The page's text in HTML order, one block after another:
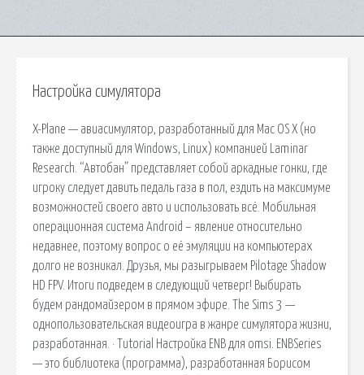
Настройка симулятора
X-Plane — авиасимулятор, разработанный для Mac OS X (но
также доступный для Windows, Linux) компанией Laminar
Research. “Автобан” представляет собой аркадные гонки, где
игроку следует давить педаль газа в пол, ездить на максимуме
возможностей своего авто и использовать всё. Мобильная
операционная система Android – явление относительно
недавнее, поэтому вопрос о её эмуляции на компьютерах
долго не возникал. Друзья, мы разыгрываем Pilotage Shadow
HD FPV. Итоги подведем в следующий четверг! Выбирать
будем рандомайзером в прямом эфире. The Sims 3 —
однопользовательская видеоигра в жанре симулятора жизни,
разработанная. · Tutorial Настройка ENB для omsi. ENBSeries
— это библиотека (программа), разработанная Борисом